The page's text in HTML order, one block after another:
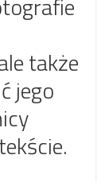
także
jego